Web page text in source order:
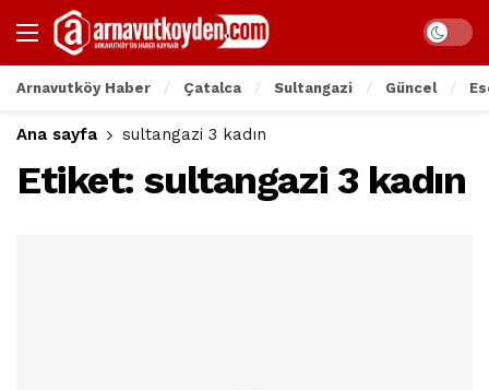
Arnavutköy Haber Çatalca Sultangazi Güncel
Ana sayfa sultangazi 3 kadın
Etiket: sultangazi 3 kadın